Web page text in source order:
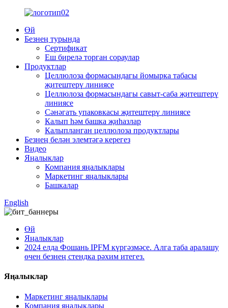
Өй
Безнең турында
Сертификат
Еш бирелә торган сораулар
Продуктлар
Целлюлоза формасындагы йомырка табасы
җитештерү линиясе
Целлюлоза формасындагы савыт-саба җитештерү
линиясе
Сәнәгать упаковкасы җитештерү линиясе
Калып һәм башка җиһазлар
Калыпланган целлюлоза продуктлары
Безнең белән элемтәгә керегез
Видео
Яңалыклар
Компания яңалыклары
Маркетинг яңалыклары
Башкалар
English
Өй
Яңалыклар
2024 елда Фошань IPFM күргәзмәсе. Алга таба аралашу
өчен безнең стендка рәхим итегез.
Яңалыклар
Маркетинг яңалыклары
Компания яңалыклары